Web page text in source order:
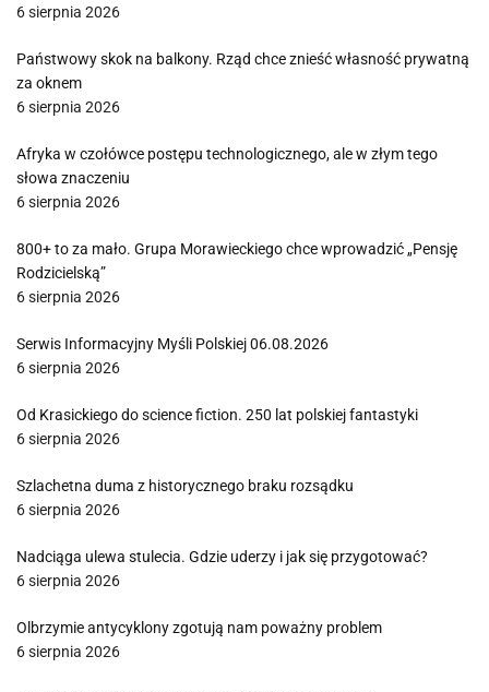
6 sierpnia 2026
Państwowy skok na balkony. Rząd chce znieść własność prywatną
za oknem
6 sierpnia 2026
Afryka w czołówce postępu technologicznego, ale w złym tego
słowa znaczeniu
6 sierpnia 2026
800+ to za mało. Grupa Morawieckiego chce wprowadzić „Pensję
Rodzicielską”
6 sierpnia 2026
Serwis Informacyjny Myśli Polskiej 06.08.2026
6 sierpnia 2026
Od Krasickiego do science fiction. 250 lat polskiej fantastyki
6 sierpnia 2026
Szlachetna duma z historycznego braku rozsądku
6 sierpnia 2026
Nadciąga ulewa stulecia. Gdzie uderzy i jak się przygotować?
6 sierpnia 2026
Olbrzymie antycyklony zgotują nam poważny problem
6 sierpnia 2026